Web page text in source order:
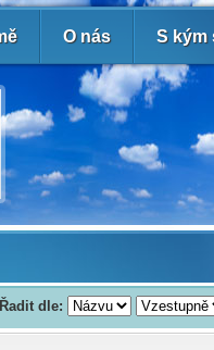
S kým
O nás
Řadit dle: